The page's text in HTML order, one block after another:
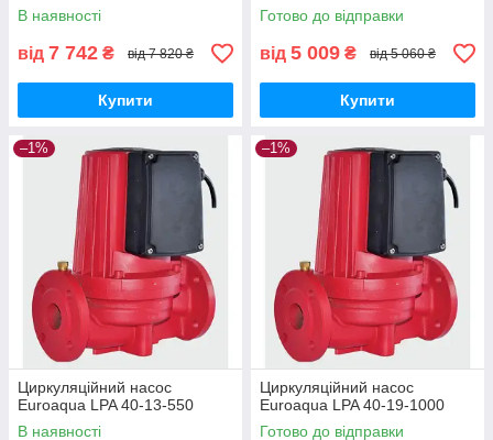
В наявності
від 7 742 ₴ від 7 820 ₴
Купити
Готово до відправки
від 5 009 ₴ від 5 060 ₴
Купити
–1%
Циркуляційний насос
Euroaqua LPA 40-13-550
В наявності
–1%
Циркуляційний насос
Euroaqua LPA 40-19-1000
Готово до відправки